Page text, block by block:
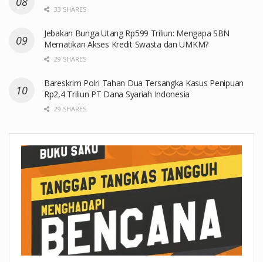
33 SHARES
Jebakan Bunga Utang Rp599 Triliun: Mengapa SBN
Mematikan Akses Kredit Swasta dan UMKM?
29 SHARES
Bareskrim Polri Tahan Dua Tersangka Kasus Penipuan
Rp2,4 Triliun PT Dana Syariah Indonesia
29 SHARES